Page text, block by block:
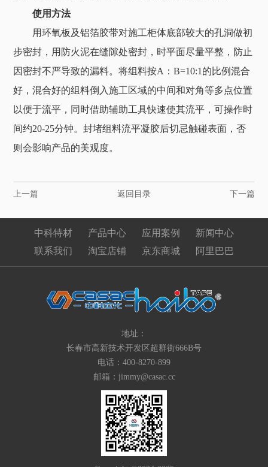
使用方法
用环氧板及铝箔胶带对施工柜体底部较大的孔洞做初
步密封，用防火泥在缝隙处密封，时平面尽量平整，防止
因密封不严导致的漏料。将组料按A：B=10:1的比例混合
好，混合好的组料倒入施工区域的中间和对角等多点位置
以便于流平，同时借助辅助工具快速使其流平，可操作时
间约20-25分钟。封堵组料流平凝胶后切忌触碰表面，否
则会影响产品的美观度。
上一篇 返回目录 下一篇
中科特材 产品中心 应用案例
新闻中心
联系我们
淘宝店铺 京东商城 阿里巴巴
地址：
长春市高新技术开发区超群街666B号
电话：400-8270-899
邮箱：jimmy@casac.cc